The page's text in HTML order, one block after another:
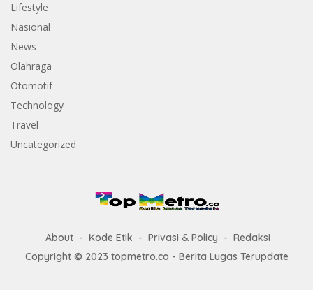
Lifestyle
Nasional
News
Olahraga
Otomotif
Technology
Travel
Uncategorized
About Kode Etik Privasi & Policy
Redaksi
Copyright © 2023 topmetro.co - Berita Lugas Terupdate